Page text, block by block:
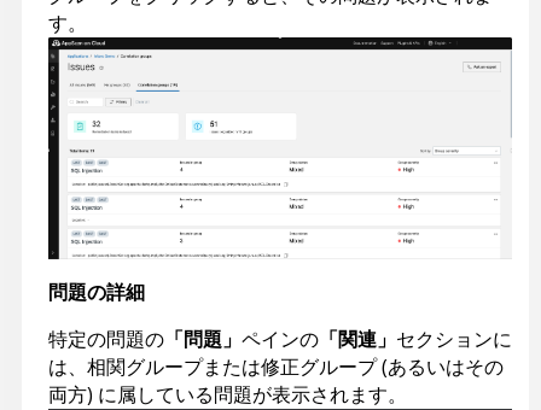
す。
問題の詳細
特定の問題の 「問題」 ペインの 「関連」 セクションに
は、相関グループまたは修正グループ (あるいはその
両方) に属している問題が表示されます。